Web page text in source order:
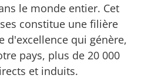
le monde entier. Cet
constitue une filière
d'excellence qui génère,
pays, plus de 20 000
et induits.